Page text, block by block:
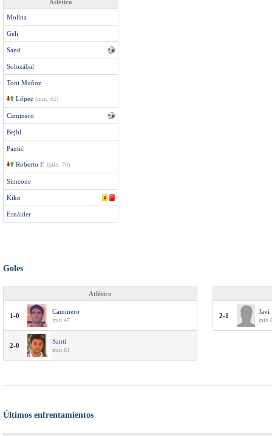
Atlético
Molina
Geli
Santi
Solozábal
Toni Muñoz
López (min. 65)
Caminero
Bejbl
Pantić
Roberto F. (min. 70)
Simeone
Kiko
Esnáider
Goles
Atlético
1-0
Caminero
min.47
2-0
Santi
min.61
2-1
Javi
Últimos enfrentamientos